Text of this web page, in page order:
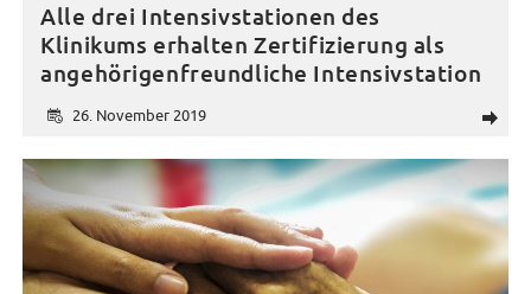
d
26. November 2019
Alle drei Intensivstationen des
Klinikums erhalten Zertifizierung als
angehörigenfreundliche Intensivstation